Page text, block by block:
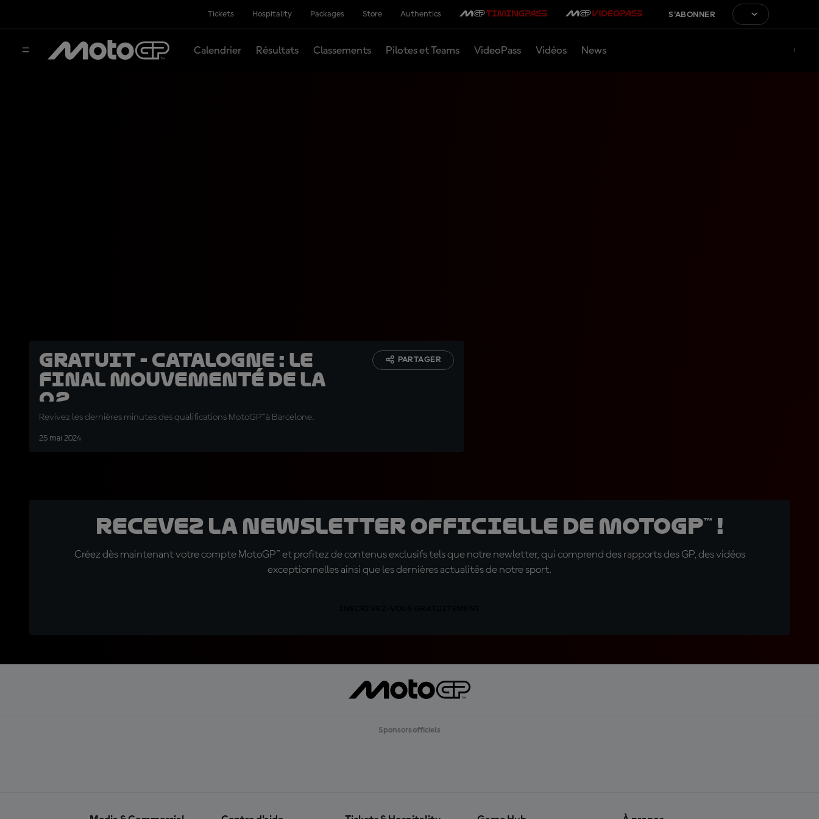
Tickets Hospitality Packages Store Authentics S'ABONNER
Calendrier Résultats Classements Pilotes et Teams VideoPass Vidéos News
GRATUIT - Catalogne : le
final mouvementé de la
Q2
Revivez les dernières minutes des qualifications MotoGP™à Barcelone.
25 mai 2024
PARTAGER
Recevez la Newsletter officielle de MotoGP™ !
Créez dès maintenant votre compte MotoGP™ et profitez de contenus exclusifs tels que notre newletter, qui comprend des rapports des GP, des vidéos
exceptionnelles ainsi que les dernières actualités de notre sport.
Sponsors officiels